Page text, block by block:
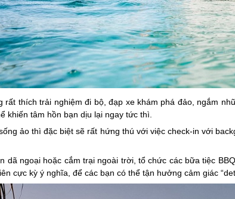
rất thích trải nghiệm đi bộ, đạp xe khám phá đảo, ngắm
khiến tâm hồn bạn dịu lại ngay tức thì.
ảo thì đặc biệt sẽ rất hứng thú với việc check-in với
dã ngoại hoặc cắm trại ngoài trời, tổ chức các bữa tiệc
cực kỳ ý nghĩa, để các bạn có thể tận hưởng cảm giác